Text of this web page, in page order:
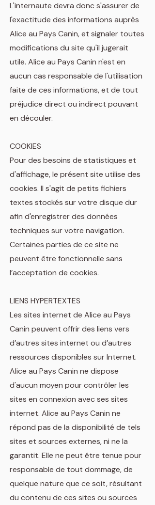
L'internaute devra donc s'assurer de
l'exactitude des informations auprès
Alice au Pays Canin, et signaler toutes
modifications du site qu'il jugerait
utile. Alice au Pays Canin n'est en
aucun cas responsable de l'utilisation
faite de ces informations, et de tout
préjudice direct ou indirect pouvant
en découler.
COOKIES
Pour des besoins de statistiques et
d'affichage, le présent site utilise des
cookies. Il s'agit de petits fichiers
textes stockés sur votre disque dur
afin d'enregistrer des données
techniques sur votre navigation.
Certaines parties de ce site ne
peuvent être fonctionnelle sans
l’acceptation de cookies.
LIENS HYPERTEXTES
Les sites internet de Alice au Pays
Canin peuvent offrir des liens vers
d’autres sites internet ou d’autres
ressources disponibles sur Internet.
Alice au Pays Canin ne dispose
d'aucun moyen pour contrôler les
sites en connexion avec ses sites
internet. Alice au Pays Canin ne
répond pas de la disponibilité de tels
sites et sources externes, ni ne la
garantit. Elle ne peut être tenue pour
responsable de tout dommage, de
quelque nature que ce soit, résultant
du contenu de ces sites ou sources